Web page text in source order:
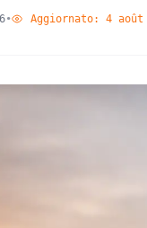
• Aggiornato: 4 août